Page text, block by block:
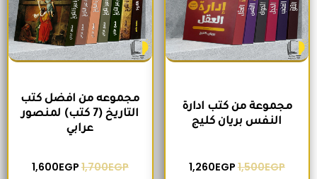
مجموعة من كتب ادارة
النفس بريان كليج
1,500EGP
1,260EGP
مجموعه من افضل كتب
التاريخ (7 كتب) لمنصور
عرابي
1,700EGP
1,600EGP